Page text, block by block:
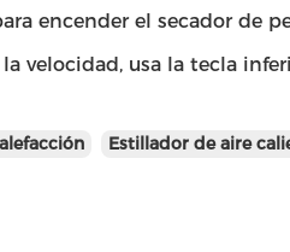
encender el secador de
velocidad, usa la tecla
Estillador de aire